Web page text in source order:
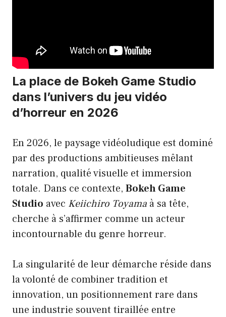
La place de Bokeh Game Studio
dans l’univers du jeu vidéo
d’horreur en 2026
En 2026, le paysage vidéoludique est dominé
par des productions ambitieuses mêlant
narration, qualité visuelle et immersion
totale. Dans ce contexte, Bokeh Game
Studio avec Keiichiro Toyama à sa tête,
cherche à s’affirmer comme un acteur
incontournable du genre horreur.
La singularité de leur démarche réside dans
la volonté de combiner tradition et
innovation, un positionnement rare dans
une industrie souvent tiraillée entre